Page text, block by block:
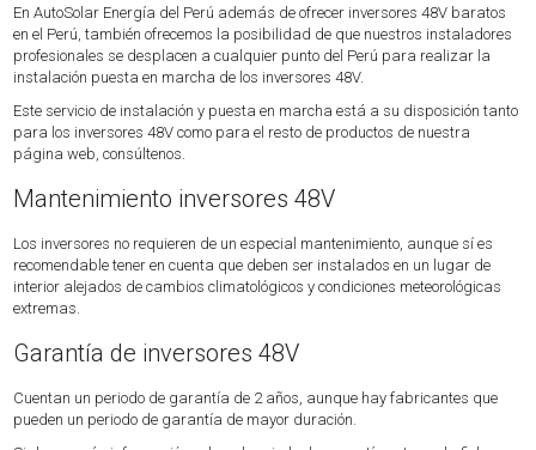
En AutoSolar Energía del Perú además de ofrecer inversores 48V baratos
en el Perú, también ofrecemos la posibilidad de que nuestros instaladores
profesionales se desplacen a cualquier punto del Perú para realizar la
instalación puesta en marcha de los inversores 48V.
Este servicio de instalación y puesta en marcha está a su disposición tanto
para los inversores 48V como para el resto de productos de nuestra
página web, consúltenos.
Mantenimiento inversores 48V
Los inversores no requieren de un especial mantenimiento, aunque sí es
recomendable tener en cuenta que deben ser instalados en un lugar de
interior alejados de cambios climatológicos y condiciones meteorológicas
extremas.
Garantía de inversores 48V
Cuentan un periodo de garantía de 2 años, aunque hay fabricantes que
pueden un periodo de garantía de mayor duración.